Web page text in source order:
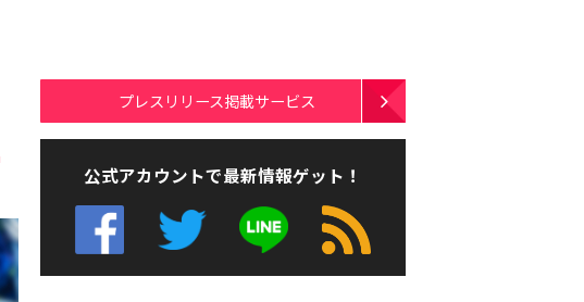
プレスリリース掲載サービス
公式アカウントで最新情報ゲット！